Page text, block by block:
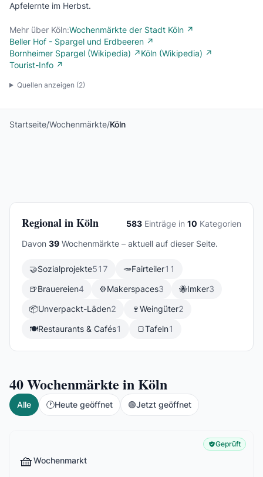
Apfelernte im Herbst.
Mehr über Köln:Wochenmärkte der Stadt Köln ↗
Beller Hof - Spargel und Erdbeeren ↗
Bornheimer Spargel (Wikipedia) ↗Köln (Wikipedia) ↗
Tourist-Info ↗
Quellen anzeigen (2)
Startseite/Wochenmärkte/Köln
Regional in Köln 583 Einträge in 10 Kategorien
Davon 39 Wochenmärkte – aktuell auf dieser Seite.
🤝Sozialprojekte517 🥕Fairteiler11
🍺Brauereien4 ⚙️Makerspaces3 🐝Imker3
📦Unverpackt-Läden2 🍷Weingüter2
🍽️Restaurants & Cafés1 🍞Tafeln1
40Wochenmärkte in Köln
Alle 🕐Heute geöffnet 🟢Jetzt geöffnet
🧺Wochenmarkt
Geprüft